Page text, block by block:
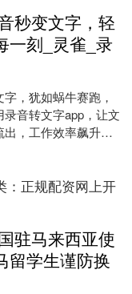
秒变文字，轻
一刻_灵雀_录
，犹如蜗牛赛跑，
音转文字app，让文
，工作效率飙升，
感！ 1. 灵雀录音转
： 正规配资网上开
驻马来西亚使
留学生谨防换